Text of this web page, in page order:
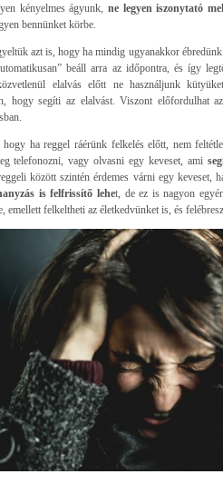
kényelmes ágyunk, ne legyen iszonytató
bennünket körbe.
azt is, hogy ha mindig ugyanakkor
beáll arra az időpontra, és így
elalvás előtt ne használjunk
hogy segíti az elalvást. Viszont előfordulhat
ha reggel ráérünk felkelés előtt, nem
telefonozni, vagy olvasni egy keveset, ami
között szintén érdemes várni egy keveset,
is felfrissítő lehet, de ez is nagyon
emellett felkeltheti az életkedvünket is, és